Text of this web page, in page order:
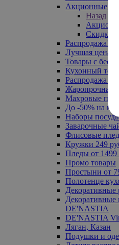
Акционные
Назад
Скидка
Распродажа!
Лучшая цена
Товары с
Кухонный
Распродажа до
Жаропрочная
Махровые
До -50% на
Наборы
Заварочные
Флисовые
Кружки 249
Пледы от 1499
Промо товары
Простыни от
Полотенце
Декоративные
DE'NASTIA
DE'NASTIA
Ляган, Казан
Подушки и